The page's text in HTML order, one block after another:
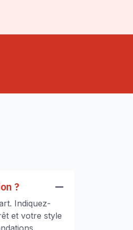
?
Indiquez-
et votre style